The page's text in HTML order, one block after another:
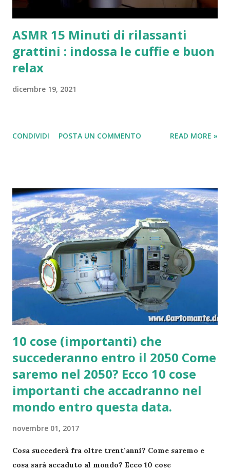
lo scorso giugno il Belgio aveva rilasciato
settantamila monete da 2,5 euro ...
ASMR 15 Minuti di rilassanti
grattini : indossa le cuffie e buon
relax
dicembre 19, 2021
CONDIVIDI POSTA UN COMMENTO READ MORE »
10 cose (importanti) che
succederanno entro il 2050 Come
saremo nel 2050? Ecco 10 cose
importanti che accadranno nel
mondo entro questa data.
novembre 01, 2017
Cosa succederà fra oltre trent’anni? Come saremo e
cosa sarà accaduto al mondo? Ecco 10 cose